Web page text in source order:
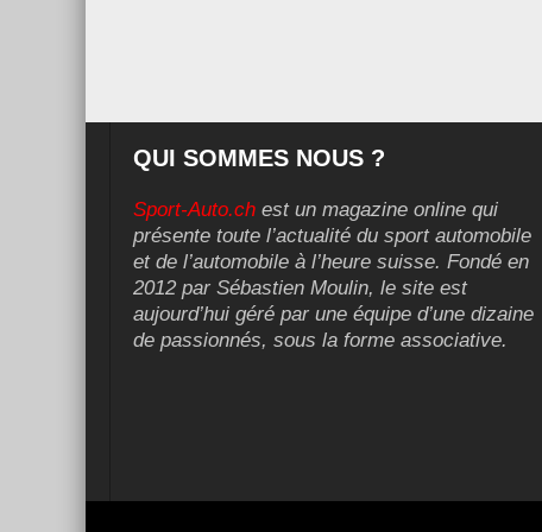
QUI SOMMES NOUS ?
Sport-Auto.ch est un magazine online qui
présente toute l’actualité du sport automobile
et de l’automobile à l’heure suisse. Fondé en
2012 par Sébastien Moulin, le site est
aujourd’hui géré par une équipe d’une dizaine
de passionnés, sous la forme associative.